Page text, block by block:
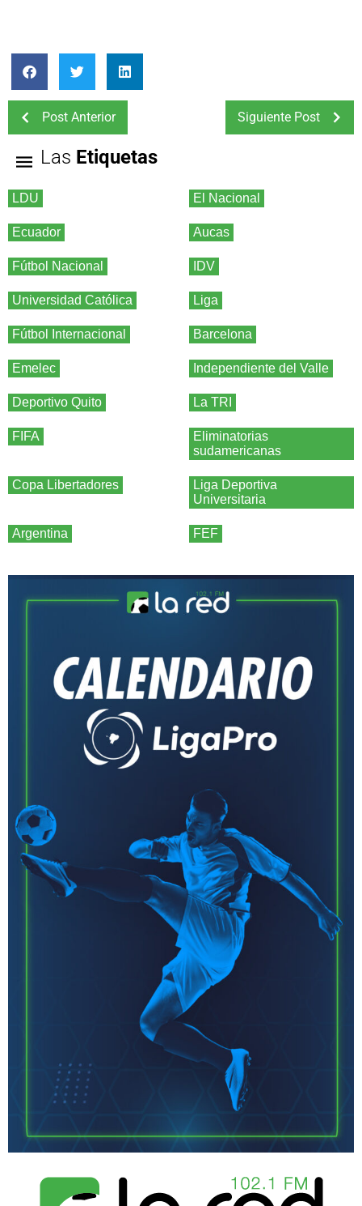
Post Anterior Siguiente Post
Las Etiquetas
LDU El Nacional
Ecuador Aucas
Fútbol Nacional IDV
Universidad Católica Liga
Fútbol Internacional Barcelona
Emelec Independiente del Valle
Deportivo Quito La TRI
FIFA
Eliminatorias
sudamericanas
Copa Libertadores
Liga Deportiva
Universitaria
Argentina FEF